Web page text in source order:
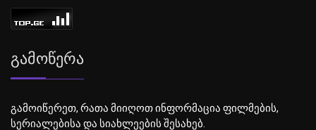
Გამოწერა
გამოიწერეთ, რათა მიიღოთ ინფორმაცია ფილმების,
სერიალებისა და სიახლეების შესახებ.